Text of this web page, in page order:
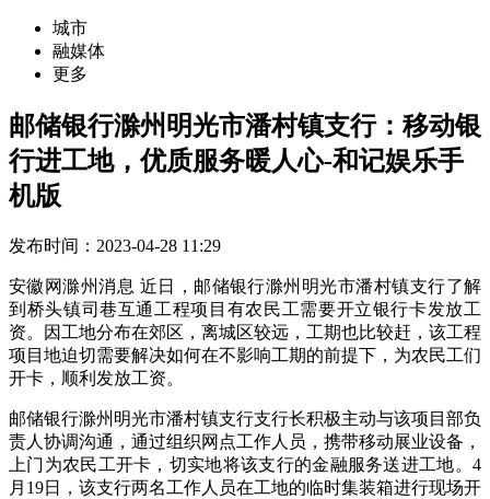
城市
融媒体
更多
邮储银行滁州明光市潘村镇支行：移动银
行进工地，优质服务暖人心-和记娱乐手
机版
发布时间：2023-04-28 11:29
安徽网滁州消息 近日，邮储银行滁州明光市潘村镇支行了解
到桥头镇司巷互通工程项目有农民工需要开立银行卡发放工
资。因工地分布在郊区，离城区较远，工期也比较赶，该工程
项目地迫切需要解决如何在不影响工期的前提下，为农民工们
开卡，顺利发放工资。
邮储银行滁州明光市潘村镇支行支行长积极主动与该项目部负
责人协调沟通，通过组织网点工作人员，携带移动展业设备，
上门为农民工开卡，切实地将该支行的金融服务送进工地。4
月19日，该支行两名工作人员在工地的临时集装箱进行现场开